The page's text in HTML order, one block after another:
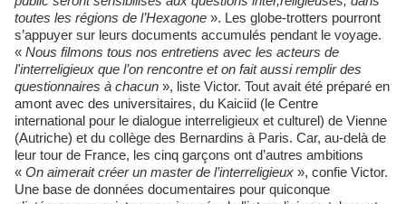
toutes les régions de l’Hexagone ». Les globe-trotters pourront
s’appuyer sur leurs documents accumulés pendant le voyage.
« Nous filmons tous nos entretiens avec les acteurs de
l'interreligieux que l’on rencontre et on fait aussi remplir des
questionnaires à chacun », liste Victor. Tout avait été préparé en
amont avec des universitaires, du Kaiciid (le Centre
international pour le dialogue interreligieux et culturel) de Vienne
(Autriche) et du collège des Bernardins à Paris. Car, au-delà de
leur tour de France, les cinq garçons ont d’autres ambitions
« On aimerait créer un master de l’interreligieux », confie Victor.
Une base de données documentaires pour quiconque